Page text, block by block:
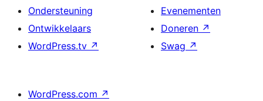
Ondersteuning
Ontwikkelaars
WordPress.tv ↗
Evenementen
Doneren ↗
Swag ↗
WordPress.com ↗